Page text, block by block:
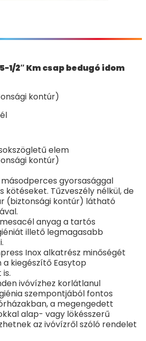
1/2″ Km csap bedugó idom
kontúr)
elem
kontúr)
gyorsasággal
kötéseket. Tűzveszély nélkül, de
(biztonsági kontúr) látható
anyag a tartós
illető legmagasabb
Inox alkatrész minőségét
a kiegészítő Easytop
ivóvízhez korlátlanul
szempontjából fontos
a megengedett
alap- vagy lökésszerű
az ivóvízről szóló rendelet